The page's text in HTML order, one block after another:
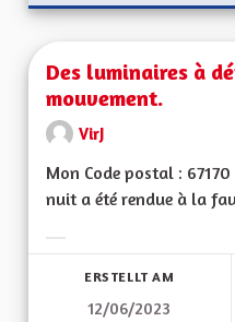
Des luminaires à
mouvement.
VirJ
Mon Code postal :
nuit a été rendue à la
ERSTELLT AM
12/06/2023